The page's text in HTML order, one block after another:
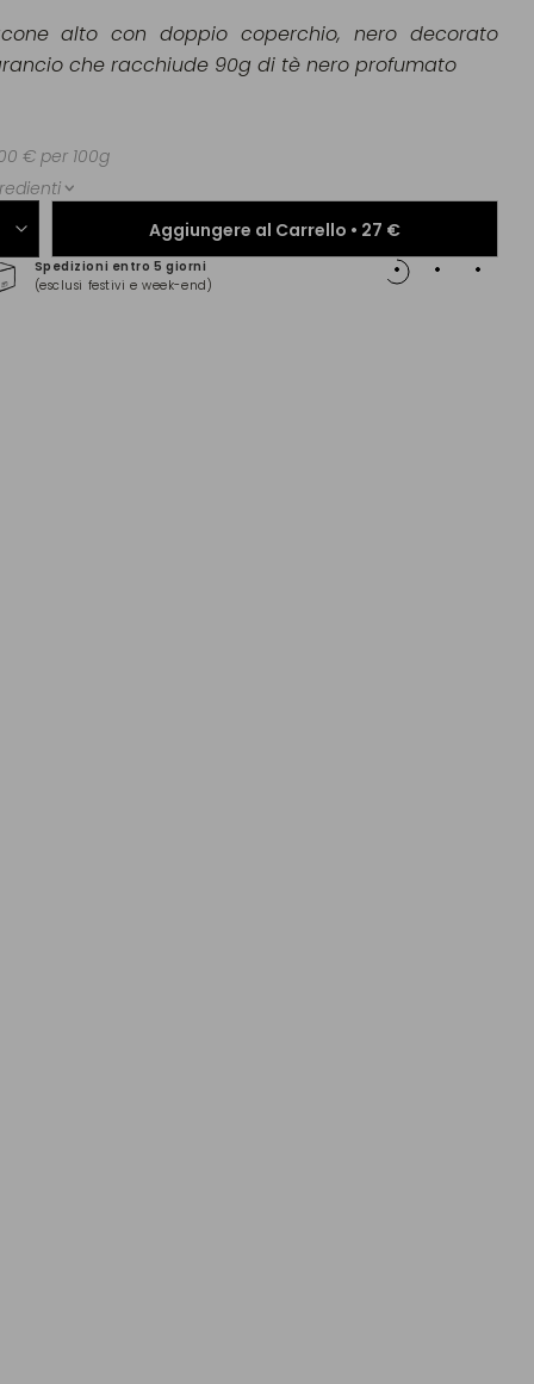
Aggiungere al Carrello • 27 €
Spedizioni entro 5 giorni
(esclusi festivi e week-end)
alto con doppio coperchio, nero decorato
che racchiude 90g di tè nero profumato
€ per 100g